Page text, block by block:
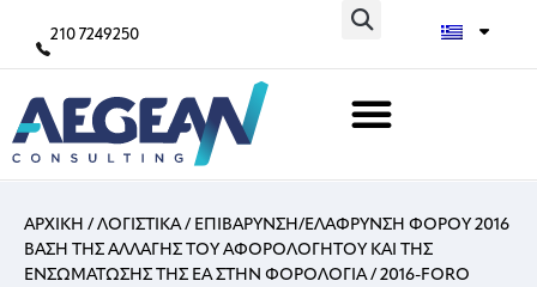
210 7249250
ΑΡΧΙΚΗ / ΛΟΓΙΣΤΙΚΑ/ ΕΠΙΒΑΡΥΝΣΗ/ΕΛΑΦΡΥΝΣΗ ΦΟΡΟΥ 2016
ΒΑΣΗ ΤΗΣ ΑΛΛΑΓΗΣ ΤΟΥ ΑΦΟΡΟΛΟΓΗΤΟΥ ΚΑΙ ΤΗΣ
ΕΝΣΩΜΑΤΩΣΗΣ ΤΗΣ ΕΑ ΣΤΗΝ ΦΟΡΟΛΟΓΙΑ/ 2016-FORO